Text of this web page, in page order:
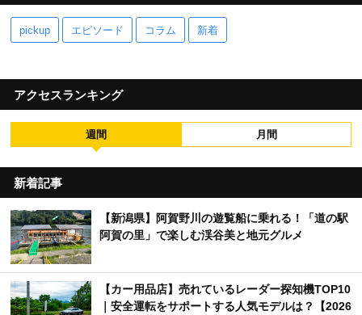
pickup エピソード コラム 新着
アクセスランキング
週間 月間
新着記事
【新潟県】阿賀野川の遊覧船に乗れる！「道の駅
阿賀の里」で楽しむ渓谷美と地元グルメ
【カー用品店】売れているレーダー探知機TOP10
｜安全運転をサポートする人気モデルは？【2026